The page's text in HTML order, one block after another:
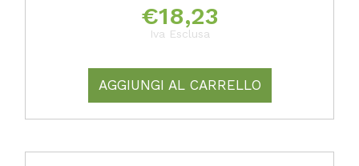
€18,23
Iva Esclusa
AGGIUNGI AL CARRELLO